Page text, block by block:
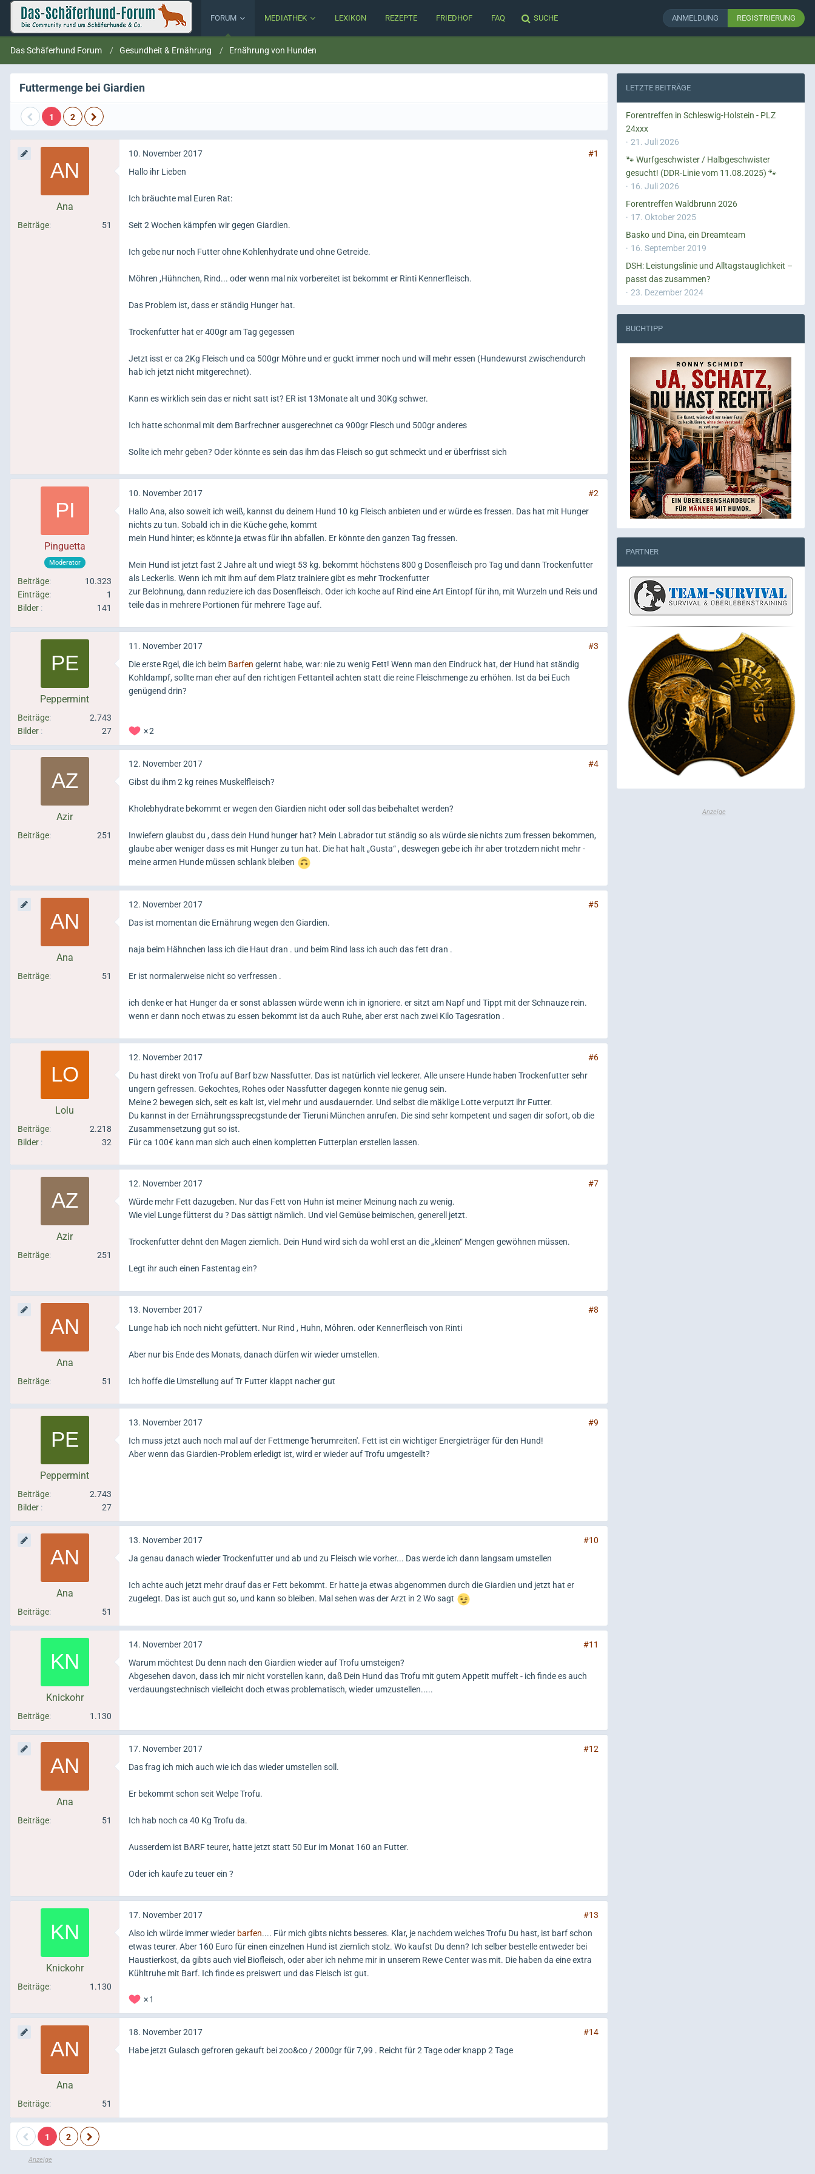
FORUM MEDIATHEK LEXIKON REZEPTE FRIEDHOF FAQ SUCHE ANMELDUNG REGISTRIERUNG
Das Schäferhund Forum Gesundheit & Ernährung Ernährung von Hunden
Futtermenge bei Giardien
1 2
Ana
Beiträge 51
10. November 2017
#1
Hallo ihr Lieben
Ich bräuchte mal Euren Rat:
Seit 2 Wochen kämpfen wir gegen Giardien.
Ich gebe nur noch Futter ohne Kohlenhydrate und ohne Getreide.
Möhren ,Hühnchen, Rind... oder wenn mal nix vorbereitet ist bekommt er Rinti Kennerfleisch.
Das Problem ist, dass er ständig Hunger hat.
Trockenfutter hat er 400gr am Tag gegessen
Jetzt isst er ca 2Kg Fleisch und ca 500gr Möhre und er guckt immer noch und will mehr essen (Hundewurst zwischendurch
hab ich jetzt nicht mitgerechnet).
Kann es wirklich sein das er nicht satt ist? ER ist 13Monate alt und 30Kg schwer.
Ich hatte schonmal mit dem Barfrechner ausgerechnet ca 900gr Flesch und 500gr anderes
Sollte ich mehr geben? Oder könnte es sein das ihm das Fleisch so gut schmeckt und er überfrisst sich
Pinguetta
Moderator
Beiträge
10.323
Einträge
1
Bilder
141
10. November 2017
#2
Hallo Ana, also soweit ich weiß, kannst du deinem Hund 10 kg Fleisch anbieten und er würde es fressen. Das hat mit Hunger
nichts zu tun. Sobald ich in die Küche gehe, kommt
mein Hund hinter; es könnte ja etwas für ihn abfallen. Er könnte den ganzen Tag fressen.
Mein Hund ist jetzt fast 2 Jahre alt und wiegt 53 kg. bekommt höchstens 800 g Dosenfleisch pro Tag und dann Trockenfutter
als Leckerlis. Wenn ich mit ihm auf dem Platz trainiere gibt es mehr Trockenfutter
zur Belohnung, dann reduziere ich das Dosenfleisch. Oder ich koche auf Rind eine Art Eintopf für ihn, mit Wurzeln und Reis und
teile das in mehrere Portionen für mehrere Tage auf.
Peppermint
Beiträge
2.743
Bilder
27
11. November 2017
#3
Die erste Rgel, die ich beim Barfen gelernt habe, war: nie zu wenig Fett! Wenn man den Eindruck hat, der Hund hat ständig
Kohldampf, sollte man eher auf den richtigen Fettanteil achten statt die reine Fleischmenge zu erhöhen. Ist da bei Euch
genügend drin?
2
Azir
Beiträge 251
12. November 2017
#4
Gibst du ihm 2 kg reines Muskelfleisch?
Kholebhydrate bekommt er wegen den Giardien nicht oder soll das beibehaltet werden?
Inwiefern glaubst du , dass dein Hund hunger hat? Mein Labrador tut ständig so als würde sie nichts zum fressen bekommen,
glaube aber weniger dass es mit Hunger zu tun hat. Die hat halt „Gusta“ , deswegen gebe ich ihr aber trotzdem nicht mehr -
meine armen Hunde müssen schlank bleiben
Ana
Beiträge 51
12. November 2017
#5
Das ist momentan die Ernährung wegen den Giardien.
naja beim Hähnchen lass ich die Haut dran . und beim Rind lass ich auch das fett dran .
Er ist normalerweise nicht so verfressen .
ich denke er hat Hunger da er sonst ablassen würde wenn ich in ignoriere. er sitzt am Napf und Tippt mit der Schnauze rein.
wenn er dann noch etwas zu essen bekommt ist da auch Ruhe, aber erst nach zwei Kilo Tagesration .
Lolu
Beiträge
2.218
Bilder
32
12. November 2017
#6
Du hast direkt von Trofu auf Barf bzw Nassfutter. Das ist natürlich viel leckerer. Alle unsere Hunde haben Trockenfutter sehr
ungern gefressen. Gekochtes, Rohes oder Nassfutter dagegen konnte nie genug sein.
Meine 2 bewegen sich, seit es kalt ist, viel mehr und ausdauernder. Und selbst die mäklige Lotte verputzt ihr Futter.
Du kannst in der Ernährungssprecgstunde der Tieruni München anrufen. Die sind sehr kompetent und sagen dir sofort, ob die
Zusammensetzung gut so ist.
Für ca 100€ kann man sich auch einen kompletten Futterplan erstellen lassen.
Azir
Beiträge 251
12. November 2017
#7
Würde mehr Fett dazugeben. Nur das Fett von Huhn ist meiner Meinung nach zu wenig.
Wie viel Lunge fütterst du ? Das sättigt nämlich. Und viel Gemüse beimischen, generell jetzt.
Trockenfutter dehnt den Magen ziemlich. Dein Hund wird sich da wohl erst an die „kleinen“ Mengen gewöhnen müssen.
Legt ihr auch einen Fastentag ein?
Ana
Beiträge 51
13. November 2017
#8
Lunge hab ich noch nicht gefüttert. Nur Rind , Huhn, Môhren. oder Kennerfleisch von Rinti
Aber nur bis Ende des Monats, danach dürfen wir wieder umstellen.
Ich hoffe die Umstellung auf Tr Futter klappt nacher gut
Peppermint
Beiträge
2.743
Bilder
27
13. November 2017
#9
Ich muss jetzt auch noch mal auf der Fettmenge 'herumreiten'. Fett ist ein wichtiger Energieträger für den Hund!
Aber wenn das Giardien-Problem erledigt ist, wird er wieder auf Trofu umgestellt?
Ana
Beiträge 51
13. November 2017
#10
Ja genau danach wieder Trockenfutter und ab und zu Fleisch wie vorher... Das werde ich dann langsam umstellen
Ich achte auch jetzt mehr drauf das er Fett bekommt. Er hatte ja etwas abgenommen durch die Giardien und jetzt hat er
zugelegt. Das ist auch gut so, und kann so bleiben. Mal sehen was der Arzt in 2 Wo sagt
Knickohr
Beiträge 1.130
14. November 2017
#11
Warum möchtest Du denn nach den Giardien wieder auf Trofu umsteigen?
Abgesehen davon, dass ich mir nicht vorstellen kann, daß Dein Hund das Trofu mit gutem Appetit muffelt - ich finde es auch
verdauungstechnisch vielleicht doch etwas problematisch, wieder umzustellen.....
Ana
Beiträge 51
17. November 2017
#12
Das frag ich mich auch wie ich das wieder umstellen soll.
Er bekommt schon seit Welpe Trofu.
Ich hab noch ca 40 Kg Trofu da.
Ausserdem ist BARF teurer, hatte jetzt statt 50 Eur im Monat 160 an Futter.
Oder ich kaufe zu teuer ein ?
Knickohr
Beiträge 1.130
17. November 2017
#13
Also ich würde immer wieder barfen.... Für mich gibts nichts besseres. Klar, je nachdem welches Trofu Du hast, ist barf schon
etwas teurer. Aber 160 Euro für einen einzelnen Hund ist ziemlich stolz. Wo kaufst Du denn? Ich selber bestelle entweder bei
Haustierkost, da gibts auch viel Biofleisch, oder aber ich nehme mir in unserem Rewe Center was mit. Die haben da eine extra
Kühltruhe mit Barf. Ich finde es preiswert und das Fleisch ist gut.
1
Ana
Beiträge 51
18. November 2017
#14
Habe jetzt Gulasch gefroren gekauft bei zoo&co / 2000gr für 7,99 . Reicht für 2 Tage oder knapp 2 Tage
1 2
LETZTE BEITRÄGE
Forentreffen in Schleswig-Holstein - PLZ
24xxx
21. Juli 2026
🐾 Wurfgeschwister / Halbgeschwister
gesucht! (DDR-Linie vom 11.08.2025) 🐾
16. Juli 2026
Forentreffen Waldbrunn 2026
17. Oktober 2025
Basko und Dina, ein Dreamteam
16. September 2019
DSH: Leistungslinie und Alltagstauglichkeit –
passt das zusammen?
23. Dezember 2024
BUCHTIPP
PARTNER